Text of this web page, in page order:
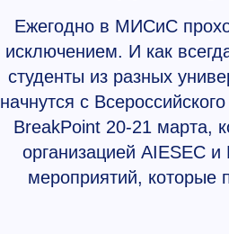
Ежегодно в МИСиС
исключением. И как
студенты из разных
начнутся с
BreakPoint 20-21 марта,
организацией AIESEC
мероприятий, которые